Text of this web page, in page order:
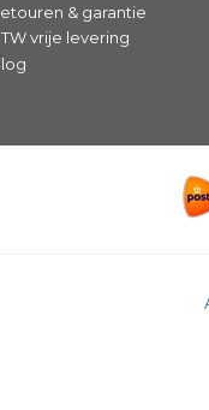
& garantie
vrije levering